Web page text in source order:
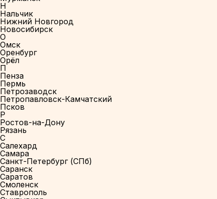
Н
Нальчик
Нижний Новгород
Новосибирск
О
Омск
Оренбург
Орёл
П
Пенза
Пермь
Петрозаводск
Петропавловск-Камчатский
Псков
Р
Ростов-на-Дону
Рязань
С
Салехард
Самара
Санкт-Петербург (СПб)
Саранск
Саратов
Смоленск
Ставрополь